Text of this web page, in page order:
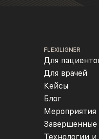
FLEXILIGNER
Для
Для врачей
Кейсы
Блог
Мероприятия
Завершенные
Технологии и